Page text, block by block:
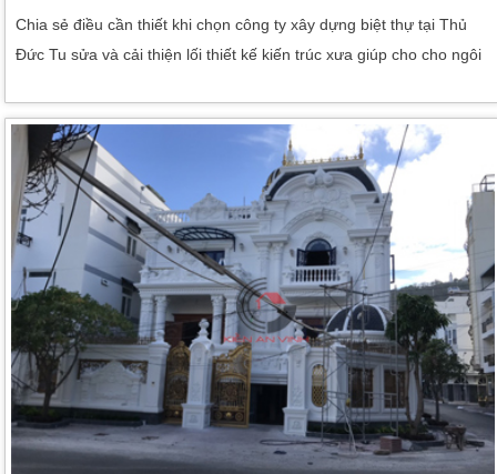
Chia sẻ điều cần thiết khi chọn công ty xây dựng biệt thự tại Thủ
Đức Tu sửa và cải thiện lối thiết kế kiến trúc xưa giúp cho cho ngôi
thế, việc tìm một công ty xây dựng có chuyên môn là điều cần phải
làm. Ở khu vực trung tâm, công ty xây dựng biệt thự tại Thủ Đức
[…]